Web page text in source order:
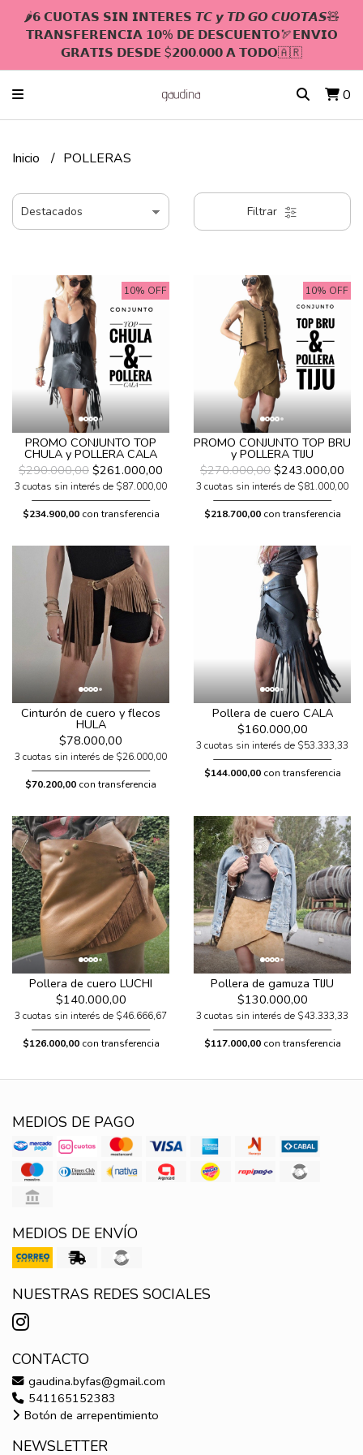
🌶𝟲 𝗖𝗨𝗢𝗧𝗔𝗦 𝗦𝗜𝗡 𝗜𝗡𝗧𝗘𝗥𝗘𝗦 𝙏𝘾 𝙮 𝙏𝘿 𝙂𝙊 𝘾𝙐𝙊𝙏𝘼𝙎🧸
𝗧𝗥𝗔𝗡𝗦𝗙𝗘𝗥𝗘𝗡𝗖𝗜𝗔 𝟭𝟬% 𝗗𝗘 𝗗𝗘𝗦𝗖𝗨𝗘𝗡𝗧𝗢🏹𝗘𝗡𝗩𝗜𝗢
𝗚𝗥𝗔𝗧𝗜𝗦 𝗗𝗘𝗦𝗗𝗘 $𝟮𝟬𝟬.𝟬𝟬𝟬 𝗔 𝗧𝗢𝗗𝗢🇦🇷
0
Inicio POLLERAS
Filtrar
10% OFF
PROMO CONJUNTO TOP
CHULA y POLLERA CALA
$290.000,00 $261.000,00
3 cuotas sin interés de $87.000,00
$234.900,00con transferencia
10% OFF
PROMO CONJUNTO TOP BRU
y POLLERA TIJU
$270.000,00 $243.000,00
3 cuotas sin interés de $81.000,00
$218.700,00con transferencia
Cinturón de cuero y flecos
HULA
$78.000,00
3 cuotas sin interés de $26.000,00
$70.200,00 con transferencia
Pollera de cuero CALA
$160.000,00
3 cuotas sin interés de $53.333,33
$144.000,00con transferencia
Pollera de cuero LUCHI
$140.000,00
3 cuotas sin interés de $46.666,67
$126.000,00con transferencia
Pollera de gamuza TIJU
$130.000,00
3 cuotas sin interés de $43.333,33
$117.000,00con transferencia
MEDIOS DE PAGO
MEDIOS DE ENVÍO
NUESTRAS REDES SOCIALES
CONTACTO
gaudina.byfas@gmail.com
541165152383
Botón de arrepentimiento
NEWSLETTER